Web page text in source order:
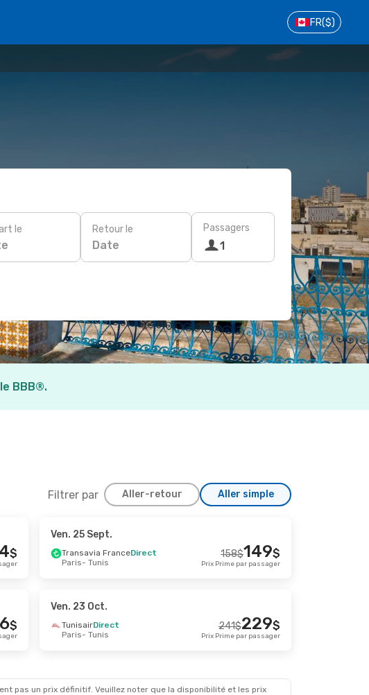
FR($)
le Retour le
Date
Passagers
1
BBB®.
Filtrer par Aller-retour Aller simple
- Ven. 18 Sept.
- Lun. 31 Août
341$
Prix Prime par passager
$
Ven. 25 Sept.
Transavia FranceDirect
Paris- Tunis
158$149$
Prix Prime par passager
$
Ven. 23 Oct.
TunisairDirect
Paris- Tunis
241$229$
Prix Prime par passager
pas un prix définitif. Veuillez noter que la disponibilité et les prix